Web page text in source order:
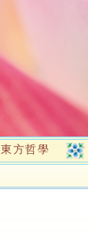
東方哲學